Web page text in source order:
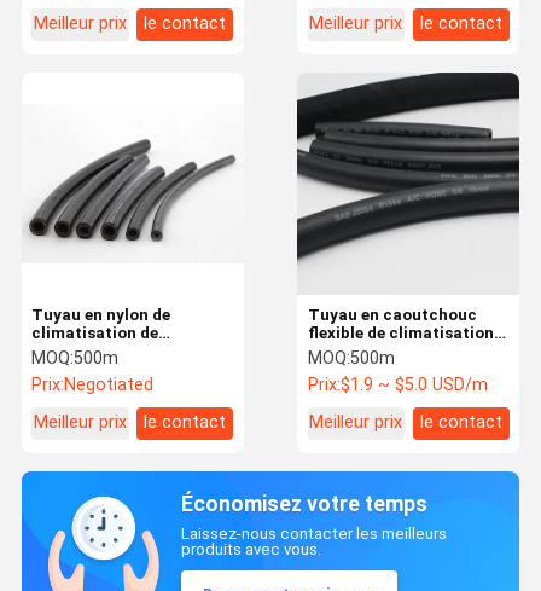
Meilleur prix
le contact
Meilleur prix
le contact
Tuyau en nylon de
climatisation de
l'identification 8mm-
22mm de tube dans
l'utilisation de voiture
pour le réfrigérant R12
R134a
MOQ:500m
Prix:Negotiated
Meilleur prix
le contact
Tuyau en caoutchouc
flexible de climatisation
de voiture pour R134a
R410a Refrigrants
MOQ:500m
Prix:$1.9 ~ $5.0 USD/m
Meilleur prix
le contact
Économisez votre temps
Laissez-nous contacter les meilleurs
produits avec vous.